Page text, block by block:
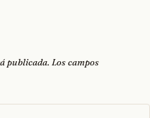
publicada. Los campos